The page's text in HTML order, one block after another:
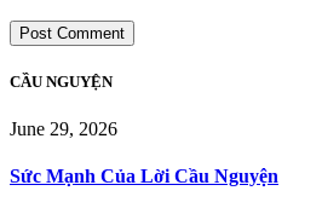
CẦU NGUYỆN
June 29, 2026
Sức Mạnh Của Lời Cầu Nguyện